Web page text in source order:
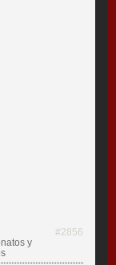
y
#2856